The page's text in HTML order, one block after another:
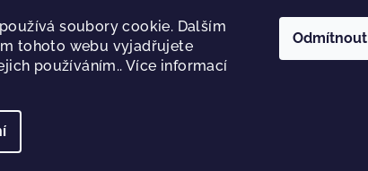
soubory cookie. Dalším
tohoto webu vyjadřujete
používáním.. Více informací
Odmítnout
NÁŠ REGION
24.7.2023